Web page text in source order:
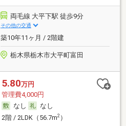
両毛線 大平下駅 徒歩9分
その他の交通
築10年11ヶ月 / 2階建
栃木県栃木市大平町富田
5.80万円
管理費4,000円
なし
なし
2階 / 2LDK（56.7m2）